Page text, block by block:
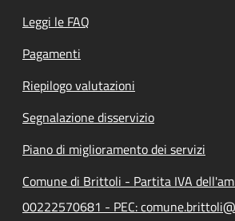
Leggi le FAQ
Pagamenti
Riepilogo valutazioni
Segnalazione disservizio
Piano di miglioramento dei servizi
Comune di Brittoli - Partita IVA
00222570681 - PEC: